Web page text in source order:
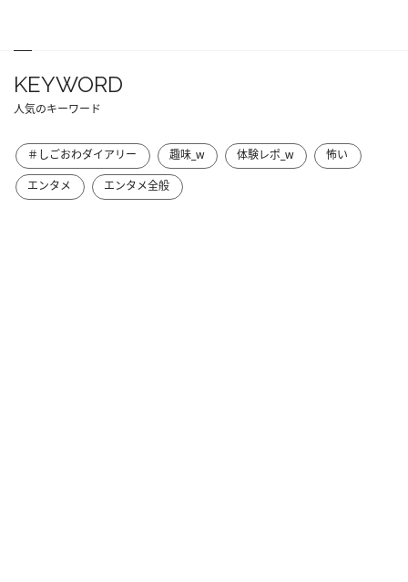
KEYWORD
人気のキーワード
＃しごおわダイアリー 趣味_w 体験レポ_w
怖い
エンタメ
エンタメ全般